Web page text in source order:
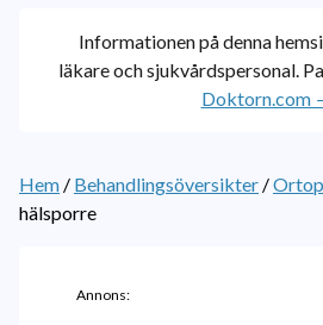
Informationen på denna
läkare och sjukvårdspersonal.
Doktorn.com
Hem / Behandlingsöversikter /
hälsporre
Annons: